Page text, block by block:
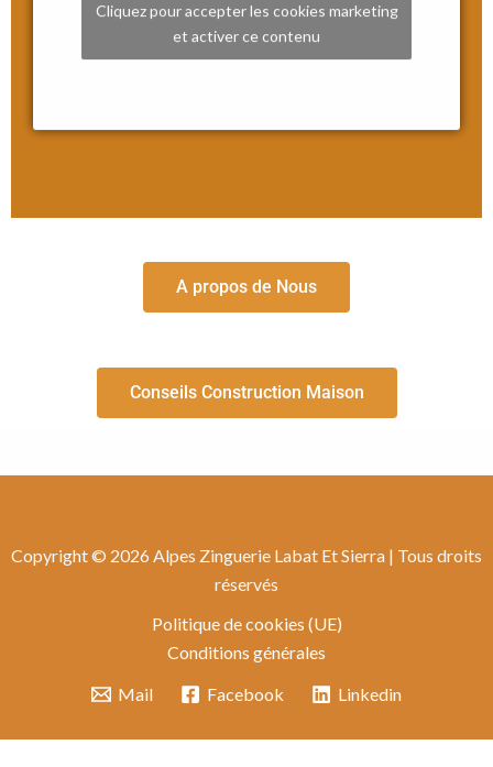
Cliquez pour accepter les cookies marketing
et activer ce contenu
A propos de Nous
Conseils Construction Maison
Copyright © 2026 Alpes Zinguerie Labat Et Sierra | Tous droits
réservés
Politique de cookies (UE)
Conditions générales
Mail
Facebook Linkedin